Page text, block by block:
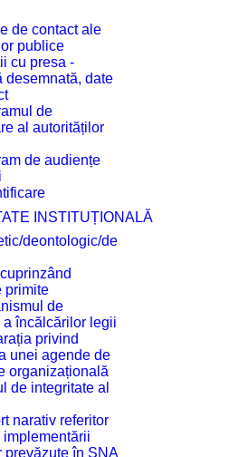
de contact ale
publice
cu presa -
desemnată, date
de
al autorităților
de audiențe
INSTITUȚIONALĂ
deontologic/de
primite
de
a încălcărilor legii
privind
unei agende de
organizațională
de integritate al
narativ referitor
implementării
prevăzute în SNA